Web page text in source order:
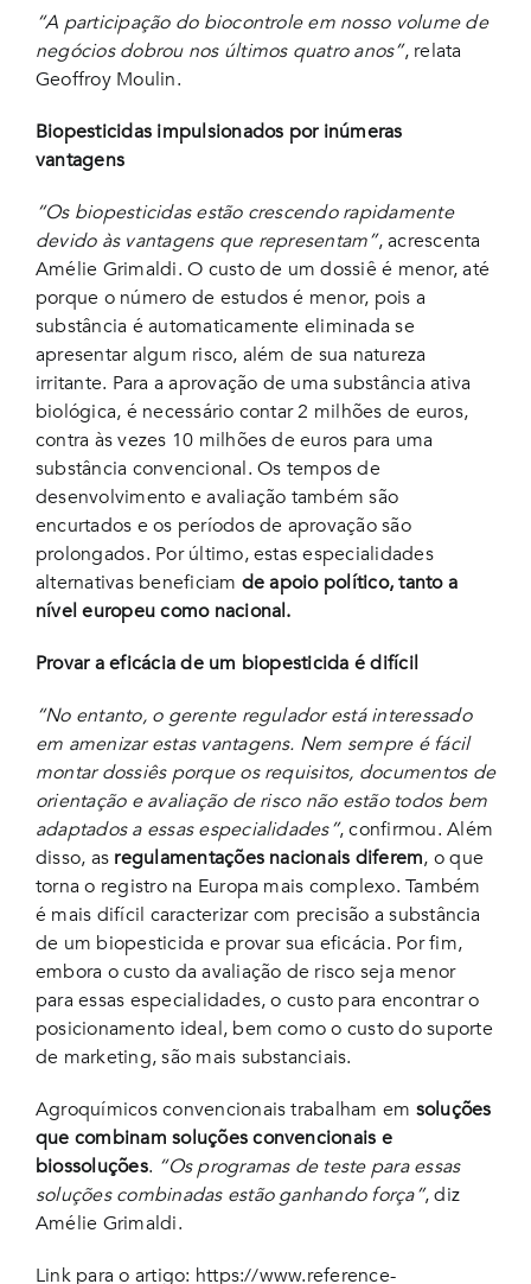
“A participação do biocontrole em nosso volume de
negócios dobrou nos últimos quatro anos”, relata
Geoffroy Moulin.
Biopesticidas impulsionados por inúmeras
vantagens
“Os biopesticidas estão crescendo rapidamente
devido às vantagens que representam”, acrescenta
Amélie Grimaldi. O custo de um dossiê é menor, até
porque o número de estudos é menor, pois a
substância é automaticamente eliminada se
apresentar algum risco, além de sua natureza
irritante. Para a aprovação de uma substância ativa
biológica, é necessário contar 2 milhões de euros,
contra às vezes 10 milhões de euros para uma
substância convencional. Os tempos de
desenvolvimento e avaliação também são
encurtados e os períodos de aprovação são
prolongados. Por último, estas especialidades
alternativas beneficiam de apoio político, tanto a
nível europeu como nacional.
Provar a eficácia de um biopesticida é difícil
“No entanto, o gerente regulador está interessado
em amenizar estas vantagens. Nem sempre é fácil
montar dossiês porque os requisitos, documentos de
orientação e avaliação de risco não estão todos bem
adaptados a essas especialidades”, confirmou. Além
disso, as regulamentações nacionais diferem, o que
torna o registro na Europa mais complexo. Também
é mais difícil caracterizar com precisão a substância
de um biopesticida e provar sua eficácia. Por fim,
embora o custo da avaliação de risco seja menor
para essas especialidades, o custo para encontrar o
posicionamento ideal, bem como o custo do suporte
de marketing, são mais substanciais.
Agroquímicos convencionais trabalham em soluções
que combinam soluções convencionais e
biossoluções. “Os programas de teste para essas
soluções combinadas estão ganhando força”, diz
Amélie Grimaldi.
Link para o artigo: https://www.reference-